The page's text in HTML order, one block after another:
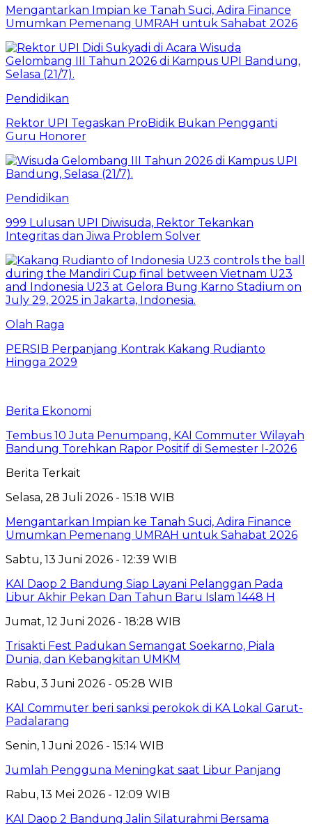
Mengantarkan Impian ke Tanah Suci, Adira Finance
Umumkan Pemenang UMRAH untuk Sahabat 2026
Pendidikan
Rektor UPI Tegaskan ProBidik Bukan Pengganti
Guru Honorer
Pendidikan
999 Lulusan UPI Diwisuda, Rektor Tekankan
Integritas dan Jiwa Problem Solver
Olah Raga
PERSIB Perpanjang Kontrak Kakang Rudianto
Hingga 2029
Berita Ekonomi
Tembus 10 Juta Penumpang, KAI Commuter Wilayah
Bandung Torehkan Rapor Positif di Semester I-2026
Berita Terkait
Selasa, 28 Juli 2026 - 15:18 WIB
Mengantarkan Impian ke Tanah Suci, Adira Finance
Umumkan Pemenang UMRAH untuk Sahabat 2026
Sabtu, 13 Juni 2026 - 12:39 WIB
KAI Daop 2 Bandung Siap Layani Pelanggan Pada
Libur Akhir Pekan Dan Tahun Baru Islam 1448 H
Jumat, 12 Juni 2026 - 18:28 WIB
Trisakti Fest Padukan Semangat Soekarno, Piala
Dunia, dan Kebangkitan UMKM
Rabu, 3 Juni 2026 - 05:28 WIB
KAI Commuter beri sanksi perokok di KA Lokal Garut-
Padalarang
Senin, 1 Juni 2026 - 15:14 WIB
Jumlah Pengguna Meningkat saat Libur Panjang
Rabu, 13 Mei 2026 - 12:09 WIB
KAI Daop 2 Bandung Jalin Silaturahmi Bersama